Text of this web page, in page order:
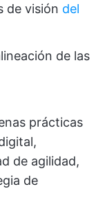
de visión del
de las
prácticas
de agilidad,
de